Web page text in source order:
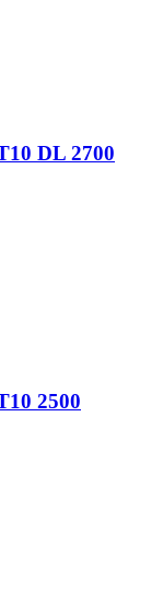
DL 2700
2500